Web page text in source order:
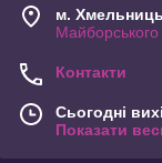
м.
Контакти
Сьогодні
Показати